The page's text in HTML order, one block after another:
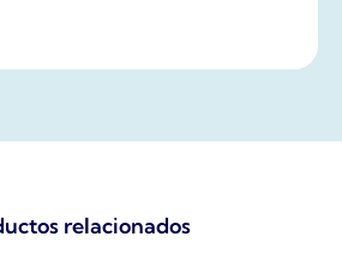
relacionados